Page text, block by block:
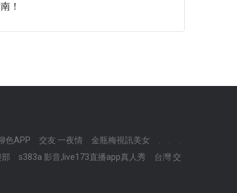
！
色APP 交友 一夜情 金瓶梅視訊美女
s383a 影音,live173直播app真人秀
台灣 交